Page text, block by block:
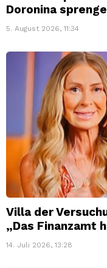
Doronina
5. August 2026, 11:34
Villa der
„Das Finanzamt
14. Juli 2026, 13:28